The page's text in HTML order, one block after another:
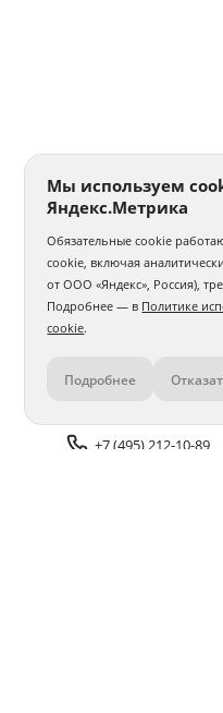
Контакты
+7 (495) 212-10-89
Мы используем
Яндекс.Метрика
Обязательные cookie
cookie, включая
от ООО «Яндекс», Россия),
Подробнее — в Политике
cookie.
Подробнее